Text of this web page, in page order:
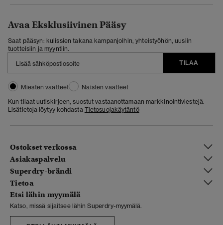
Avaa Eksklusiivinen Pääsy
Saat pääsyn: kulissien takana kampanjoihin, yhteistyöhön, uusiin
tuotteisiin ja myyntiin.
TILAA
Miesten vaatteet
Naisten vaatteet
Kun tilaat uutiskirjeen, suostut vastaanottamaan markkinointiviestejä.
Lisätietoja löytyy kohdasta Tietosuojakäytäntö
Ostokset verkossa
Asiakaspalvelu
Superdry-brändi
Tietoa
Etsi lähin myymälä
Katso, missä sijaitsee lähin Superdry-myymälä.